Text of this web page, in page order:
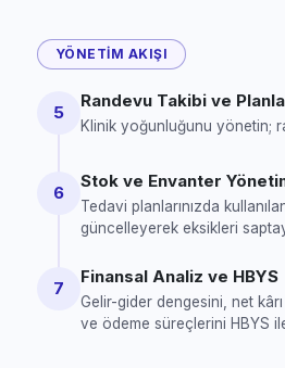
YÖNETIM AKIŞI
5
Randevu Takibi ve
Klinik yoğunluğunu yönetin;
6
Stok ve Envanter
Tedavi planlarınızda
güncelleyerek eksikleri
7
Finansal Analiz ve HBYS
Gelir-gider dengesini, net
ve ödeme süreçlerini HBYS